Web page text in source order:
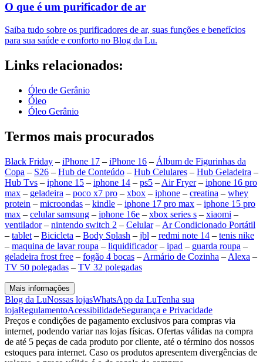
O que é um purificador de ar​
Saiba tudo sobre os purificadores de ar, suas funções e benefícios
para sua saúde e conforto no Blog da Lu.
Links relacionados:
Óleo de Gerânio
Óleo
Óleo Gerânio
Termos mais procurados
Black Friday – iPhone 17 – iPhone 16 – Álbum de Figurinhas da
Copa – S26 – Hub de Conteúdo – Hub Celulares – Hub Geladeira –
Hub Tvs – iphone 15 – iphone 14 – ps5 – Air Fryer– iphone 16 pro
max – geladeira – poco x7 pro – xbox – iphone – creatina – whey
protein – microondas – kindle – iphone 17 pro max – iphone 15 pro
max – celular samsung – iphone 16e – xbox series s – xiaomi –
ventilador– nintendo switch 2 – Celular– Ar Condicionado Portátil
– tablet – Bicicleta – Body Splash – jbl – redmi note 14 – tenis nike
– maquina de lavar roupa – liquidificador– ipad – guarda roupa –
geladeira frost free – fogão 4 bocas – Armário de Cozinha – Alexa –
TV 50 polegadas – TV 32 polegadas
Mais informações
Blog da LuNossas lojasWhatsApp da LuTenha sua
lojaRegulamentoAcessibilidadeSegurança e Privacidade
Preços e condições de pagamento exclusivos para compras via
internet, podendo variar nas lojas físicas. Ofertas válidas na compra
de até 5 peças de cada produto por cliente, até o término dos nossos
estoques para internet. Caso os produtos apresentem divergências de